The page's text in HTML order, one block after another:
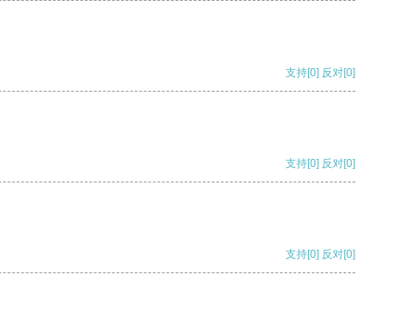
支持[0] 反对[0]
支持[0] 反对[0]
支持[0] 反对[0]